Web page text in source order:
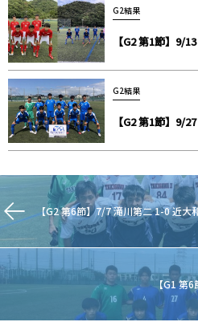
G2結果
【G2 第1節】9/
G2結果
【G2 第1節】9/
【G2 第6節】7/7 滝川第二 1-0 近大
【G1 第